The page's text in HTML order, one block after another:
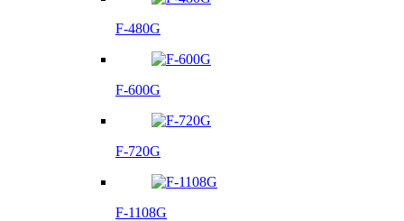
F-480G
F-600G
F-720G
F-1108G